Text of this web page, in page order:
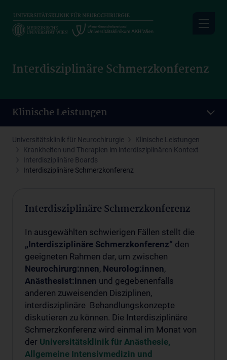
main
Interdisziplinäre Schmerzkonferenz
Klinische Leistungen
Universitätsklinik für Neurochirurgie
Klinische Leistungen
Krankheiten und Therapien im interdisziplinären Kontext
Interdisziplinäre Boards
Interdisziplinäre Schmerzkonferenz
Interdisziplinäre Schmerzkonferenz
In ausgewählten schwierigen Fällen stellt die
„Interdisziplinäre Schmerzkonferenz“ den
geeigneten Rahmen dar, um zwischen
Neurochirurg:nnen, Neurolog:innen,
Anästhesist:innen und gegebenenfalls
anderen zuweisenden Disziplinen,
interdisziplinäre Behandlungskonzepte
diskutieren zu können. Die Interdisziplinäre
Schmerzkonferenz wird einmal im Monat von
der Universitätsklinik für Anästhesie,
Allgemeine Intensivmedizin und